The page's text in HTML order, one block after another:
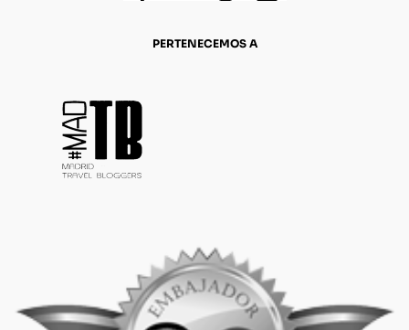
PERTENECEMOS A